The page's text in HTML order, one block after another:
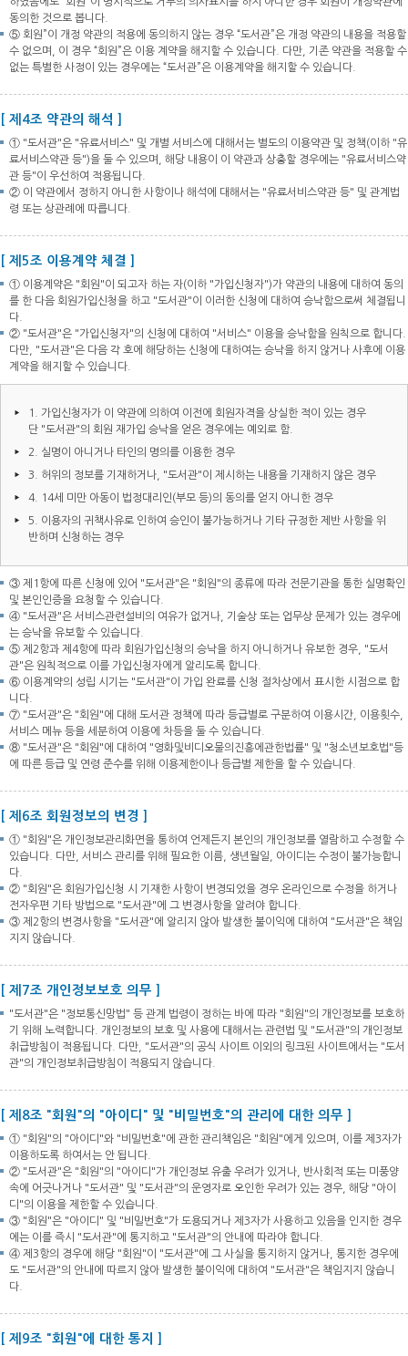
동의한 것으로 봅니다.
⑤ 회원”이 개정 약관의 적용에 동의하지 않는 경우 “도서관”은 개정 약관의 내용을 적용할
수 없으며, 이 경우 “회원”은 이용 계약을 해지할 수 있습니다. 다만, 기존 약관을 적용할 수
없는 특별한 사정이 있는 경우에는 “도서관”은 이용계약을 해지할 수 있습니다.
[ 제4조 약관의 해석 ]
① "도서관"은 "유료서비스" 및 개별 서비스에 대해서는 별도의 이용약관 및 정책(이하 "유
료서비스약관 등")을 둘 수 있으며, 해당 내용이 이 약관과 상충할 경우에는 "유료서비스약
관 등"이 우선하여 적용됩니다.
② 이 약관에서 정하지 아니한 사항이나 해석에 대해서는 "유료서비스약관 등" 및 관계법
령 또는 상관례에 따릅니다.
[ 제5조 이용계약 체결 ]
① 이용계약은 "회원"이 되고자 하는 자(이하 "가입신청자")가 약관의 내용에 대하여 동의
를 한 다음 회원가입신청을 하고 "도서관"이 이러한 신청에 대하여 승낙함으로써 체결됩니
다.
② "도서관"은 "가입신청자"의 신청에 대하여 "서비스" 이용을 승낙함을 원칙으로 합니다.
다만, "도서관"은 다음 각 호에 해당하는 신청에 대하여는 승낙을 하지 않거나 사후에 이용
계약을 해지할 수 있습니다.
1. 가입신청자가 이 약관에 의하여 이전에 회원자격을 상실한 적이 있는 경우
단 "도서관"의 회원 재가입 승낙을 얻은 경우에는 예외로 함.
2. 실명이 아니거나 타인의 명의를 이용한 경우
3. 허위의 정보를 기재하거나, "도서관"이 제시하는 내용을 기재하지 않은 경우
4. 14세 미만 아동이 법정대리인(부모 등)의 동의를 얻지 아니한 경우
5. 이용자의 귀책사유로 인하여 승인이 불가능하거나 기타 규정한 제반 사항을 위
반하며 신청하는 경우
③ 제1항에 따른 신청에 있어 "도서관"은 "회원"의 종류에 따라 전문기관을 통한 실명확인
및 본인인증을 요청할 수 있습니다.
④ "도서관"은 서비스관련설비의 여유가 없거나, 기술상 또는 업무상 문제가 있는 경우에
는 승낙을 유보할 수 있습니다.
⑤ 제2항과 제4항에 따라 회원가입신청의 승낙을 하지 아니하거나 유보한 경우, "도서
관"은 원칙적으로 이를 가입신청자에게 알리도록 합니다.
⑥ 이용계약의 성립 시기는 "도서관"이 가입 완료를 신청 절차상에서 표시한 시점으로 합
니다.
⑦ "도서관"은 "회원"에 대해 도서관 정책에 따라 등급별로 구분하여 이용시간, 이용횟수,
서비스 메뉴 등을 세분하여 이용에 차등을 둘 수 있습니다.
⑧ "도서관"은 "회원"에 대하여 "영화및비디오물의진흥에관한법률" 및 "청소년보호법"등
에 따른 등급 및 연령 준수를 위해 이용제한이나 등급별 제한을 할 수 있습니다.
[ 제6조 회원정보의 변경 ]
① "회원"은 개인정보관리화면을 통하여 언제든지 본인의 개인정보를 열람하고 수정할 수
있습니다. 다만, 서비스 관리를 위해 필요한 이름, 생년월일, 아이디는 수정이 불가능합니
다.
② "회원"은 회원가입신청 시 기재한 사항이 변경되었을 경우 온라인으로 수정을 하거나
전자우편 기타 방법으로 "도서관"에 그 변경사항을 알려야 합니다.
③ 제2항의 변경사항을 "도서관"에 알리지 않아 발생한 불이익에 대하여 "도서관"은 책임
지지 않습니다.
[ 제7조 개인정보보호 의무 ]
"도서관"은 "정보통신망법" 등 관계 법령이 정하는 바에 따라 "회원"의 개인정보를 보호하
기 위해 노력합니다. 개인정보의 보호 및 사용에 대해서는 관련법 및 "도서관"의 개인정보
취급방침이 적용됩니다. 다만, "도서관"의 공식 사이트 이외의 링크된 사이트에서는 "도서
관"의 개인정보취급방침이 적용되지 않습니다.
[ 제8조 "회원"의 "아이디" 및 "비밀번호"의 관리에 대한 의무 ]
① "회원"의 "아이디"와 "비밀번호"에 관한 관리책임은 "회원"에게 있으며, 이를 제3자가
이용하도록 하여서는 안 됩니다.
② "도서관"은 "회원"의 "아이디"가 개인정보 유출 우려가 있거나, 반사회적 또는 미풍양
속에 어긋나거나 "도서관" 및 "도서관"의 운영자로 오인한 우려가 있는 경우, 해당 "아이
디"의 이용을 제한할 수 있습니다.
③ "회원"은 "아이디" 및 "비밀번호"가 도용되거나 제3자가 사용하고 있음을 인지한 경우
에는 이를 즉시 "도서관"에 통지하고 "도서관"의 안내에 따라야 합니다.
④ 제3항의 경우에 해당 "회원"이 "도서관"에 그 사실을 통지하지 않거나, 통지한 경우에
도 "도서관"의 안내에 따르지 않아 발생한 불이익에 대하여 "도서관"은 책임지지 않습니
다.
[ 제9조 "회원"에 대한 통지 ]